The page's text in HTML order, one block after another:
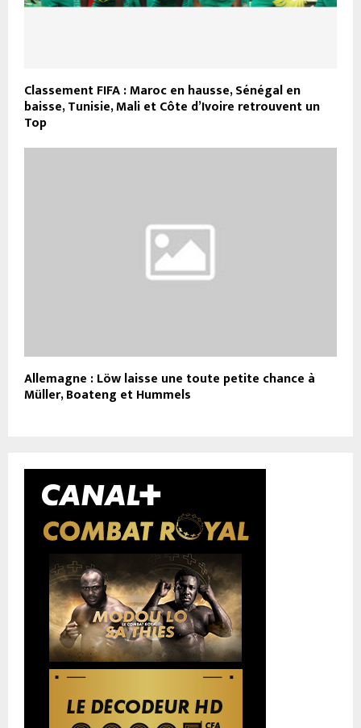
Classement FIFA : Maroc en hausse, Sénégal en
baisse, Tunisie, Mali et Côte d’Ivoire retrouvent un
Top
Allemagne : Löw laisse une toute petite chance à
Müller, Boateng et Hummels